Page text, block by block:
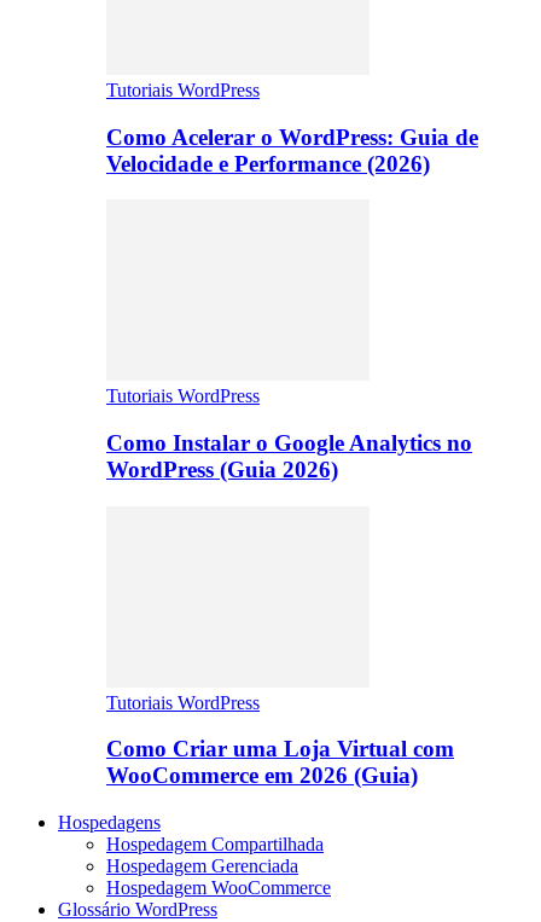
Tutoriais WordPress
Como Acelerar o WordPress: Guia de
Velocidade e Performance (2026)
Tutoriais WordPress
Como Instalar o Google Analytics no
WordPress (Guia 2026)
Tutoriais WordPress
Como Criar uma Loja Virtual com
WooCommerce em 2026 (Guia)
Hospedagens
Hospedagem Compartilhada
Hospedagem Gerenciada
Hospedagem WooCommerce
Glossário WordPress